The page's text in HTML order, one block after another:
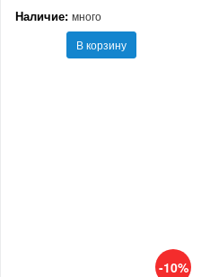
Наличие: много
В корзину
-10%